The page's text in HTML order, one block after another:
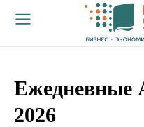
2026